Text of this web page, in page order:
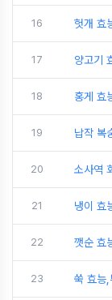
16 헛개 효
17 양고기
18 홍게 효
19 납작 복
20 소사역
21 냉이 효
22 깻순 효
23 쑥 효능